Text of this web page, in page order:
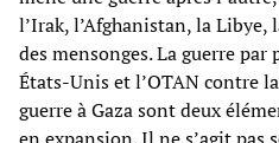
l’Irak, l’Afghanistan, la
des mensonges. La guerre
États-Unis et l’OTAN contre
guerre à Gaza sont deux
en expansion. Il ne s’agit